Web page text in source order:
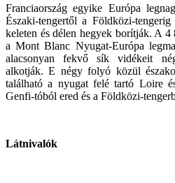
Franciaország egyike Európa
Északi-tengertől a Földközi-
keleten és délen hegyek borítják. A 4
a Mont Blanc Nyugat-Európa
alacsonyan fekvő sík vidékeit
alkotják. E négy folyó közül
található a nyugat felé tartó Loire
Genfi-tóból ered és a Földközi-
Látnivalók